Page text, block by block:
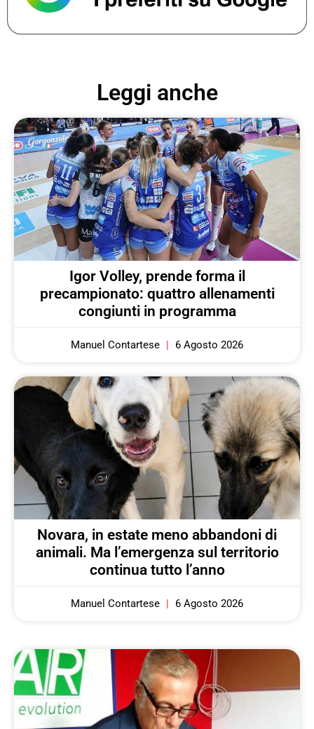
Leggi anche
Igor Volley, prende forma il
precampionato: quattro allenamenti
congiunti in programma
Manuel Contartese 6 Agosto 2026
Novara, in estate meno abbandoni di
animali. Ma l’emergenza sul territorio
continua tutto l’anno
Manuel Contartese 6 Agosto 2026